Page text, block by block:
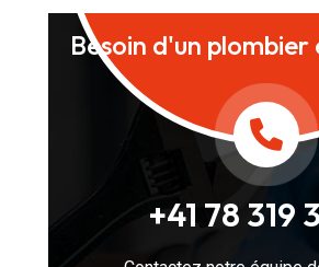
Besoin d'un plombier
+41 78 319